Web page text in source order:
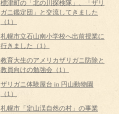
標津町の「北の川探検隊」、「ザリ
ガニ鑑定団」と交流してきました
（1）
札幌市立石山南小学校へ出前授業に
行きました（1）
教育大生のアメリカザリガニ防除と
教員向けの勉強会（1）
ザリガニ体験屋台 in 円山動物園
（1）
札幌市「定山渓自然の村」の事業